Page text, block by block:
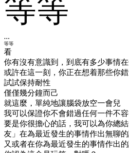
等等
...
等等
看
你有沒有意識到，到底有多少事情
或許在這一刻，你正在想着那些你
試試保持耐性
僅僅幾分鐘而己
就這麼，單純地讓腦袋放空一會兒
我可以保證你不會錯過任何一件不
要是你很擔心的話，我可以為你總
友」在為最近發生的事情作出無聊
又或者在你為最近發生的事情作出